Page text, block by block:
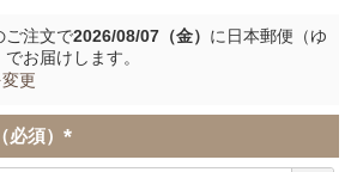
ご注文で2026/08/07（金） に 日本郵便（ゆ
でお届けします。
更
須）
(